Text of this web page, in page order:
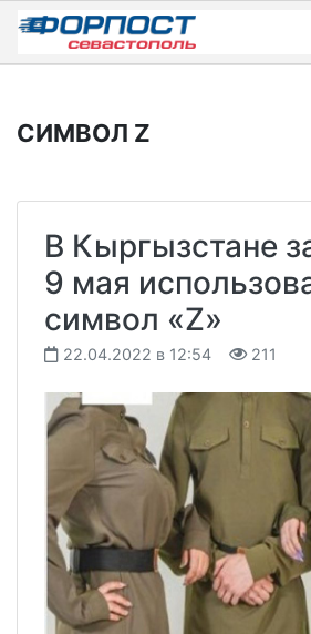
Skip
content
СИМВОЛ Z
В Кыргызстане
9 мая
символ «Z»
22.04.2022 в 12:54 211